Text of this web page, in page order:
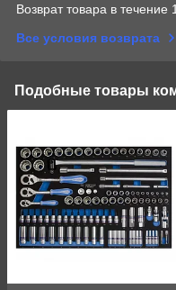
Возврат товара в течение
Все условия возврата
Подобные товары